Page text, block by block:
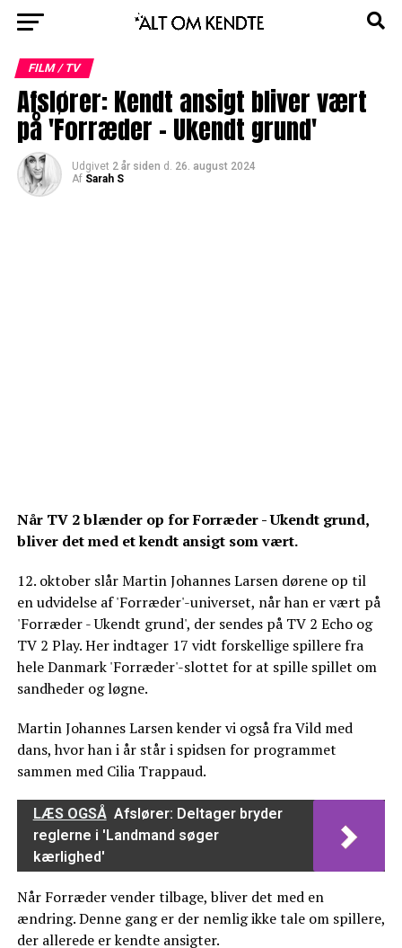
FILM / TV
Afslører: Kendt ansigt bliver vært
på 'Forræder - Ukendt grund'
Udgivet 2 år siden d. 26. august 2024
Af Sarah S
Når TV 2 blænder op for Forræder - Ukendt grund,
bliver det med et kendt ansigt som vært.
12. oktober slår Martin Johannes Larsen dørene op til
en udvidelse af 'Forræder'-universet, når han er vært på
'Forræder - Ukendt grund', der sendes på TV 2 Echo og
TV 2 Play. Her indtager 17 vidt forskellige spillere fra
hele Danmark 'Forræder'-slottet for at spille spillet om
sandheder og løgne.
Martin Johannes Larsen kender vi også fra Vild med
dans, hvor han i år står i spidsen for programmet
sammen med Cilia Trappaud.
LÆS OGSÅ Afslører: Deltager bryder
reglerne i 'Landmand søger
kærlighed'
Når Forræder vender tilbage, bliver det med en
ændring. Denne gang er der nemlig ikke tale om spillere,
der allerede er kendte ansigter.